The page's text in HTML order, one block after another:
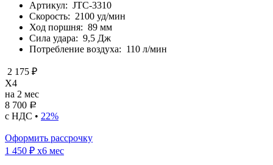
Артикул: JTC-3310
Скорость: 2100 уд/мин
Ход поршня: 89 мм
Сила удара: 9,5 Дж
Потребление воздуха: 110 л/мин
2 175 ₽
X4
на 2 мес
8 700 Р
с НДС • 22%
Оформить рассрочку
1 450 ₽ x6 мес